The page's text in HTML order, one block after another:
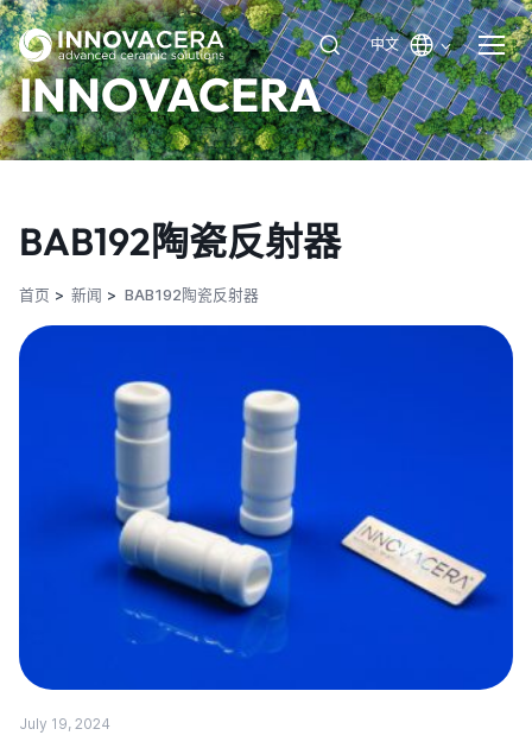
中文
INNOVACERA
BAB192陶瓷反射器
首页 新闻 BAB192陶瓷反射器
July 19, 2024